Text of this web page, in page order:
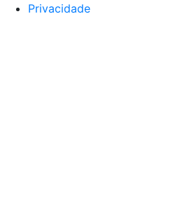
Privacidade